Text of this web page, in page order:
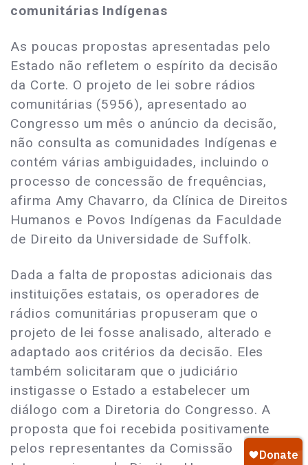
comunitárias Indígenas
As poucas propostas apresentadas pelo
Estado não refletem o espírito da decisão
da Corte. O projeto de lei sobre rádios
comunitárias (5956), apresentado ao
Congresso um mês o anúncio da decisão,
não consulta as comunidades Indígenas e
contém várias ambiguidades, incluindo o
processo de concessão de frequências,
afirma Amy Chavarro, da Clínica de Direitos
Humanos e Povos Indígenas da Faculdade
de Direito da Universidade de Suffolk.
Dada a falta de propostas adicionais das
instituições estatais, os operadores de
rádios comunitárias propuseram que o
projeto de lei fosse analisado, alterado e
adaptado aos critérios da decisão. Eles
também solicitaram que o judiciário
instigasse o Estado a estabelecer um
diálogo com a Diretoria do Congresso. A
proposta que foi recebida positivamente
pelos representantes da Comissão